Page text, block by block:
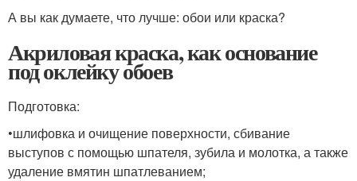
А вы как думаете, что лучше: обои или краска?
Акриловая краска, как основание
под оклейку обоев
Подготовка:
•шлифовка и очищение поверхности, сбивание
выступов с помощью шпателя, зубила и молотка, а также
удаление вмятин шпатлеванием;